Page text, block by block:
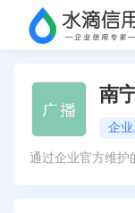
南
企
通过企业官方维护